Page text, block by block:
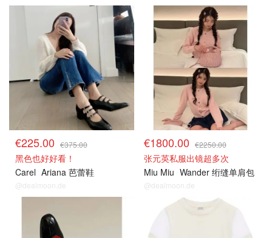
€225.00 €375.00
黑色也好好看！
Carel Ariana 芭蕾鞋
@dealmoon.de
€1800.00 €2250.00
张元英私服出镜超多次
Miu Miu Wander 绗缝单肩包
@dealmoon.de